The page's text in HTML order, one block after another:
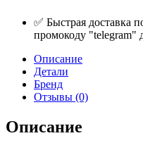
quantity✅ Быстрая доставка
промокоду "telegram"
Описание
Детали
Бренд
Отзывы (0)
Описание